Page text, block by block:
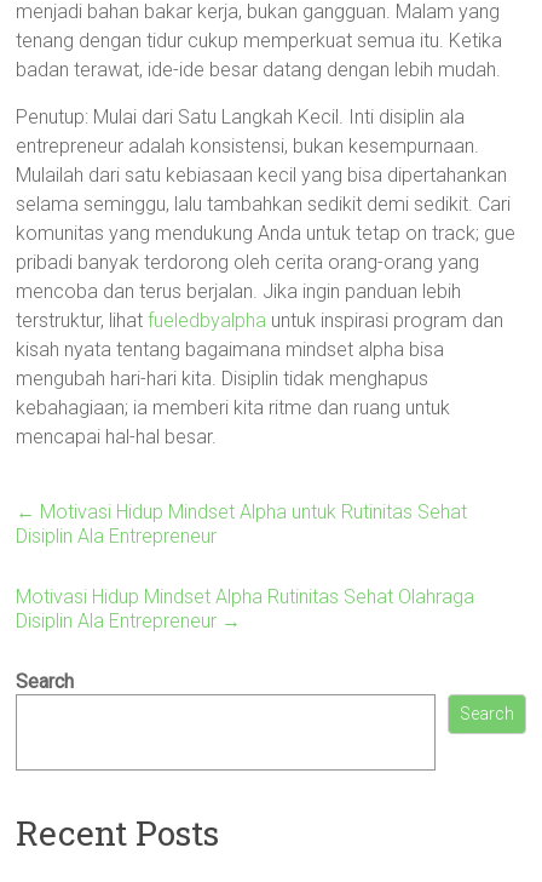
menjadi bahan bakar kerja, bukan gangguan. Malam yang
tenang dengan tidur cukup memperkuat semua itu. Ketika
badan terawat, ide-ide besar datang dengan lebih mudah.
Penutup: Mulai dari Satu Langkah Kecil. Inti disiplin ala
entrepreneur adalah konsistensi, bukan kesempurnaan.
Mulailah dari satu kebiasaan kecil yang bisa dipertahankan
selama seminggu, lalu tambahkan sedikit demi sedikit. Cari
komunitas yang mendukung Anda untuk tetap on track; gue
pribadi banyak terdorong oleh cerita orang-orang yang
mencoba dan terus berjalan. Jika ingin panduan lebih
terstruktur, lihatfueledbyalpha untuk inspirasi program dan
kisah nyata tentang bagaimana mindset alpha bisa
mengubah hari-hari kita. Disiplin tidak menghapus
kebahagiaan; ia memberi kita ritme dan ruang untuk
mencapai hal-hal besar.
← Motivasi Hidup Mindset Alpha untuk Rutinitas Sehat
Disiplin Ala Entrepreneur
Motivasi Hidup Mindset Alpha Rutinitas Sehat Olahraga
Disiplin Ala Entrepreneur →
Search
Search
Recent Posts